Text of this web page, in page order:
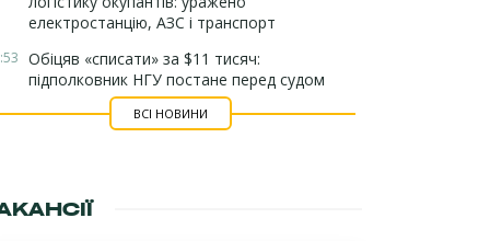
електростанцію, АЗС і транспорт
Обіцяв «списати» за $11 тисяч:
підполковник НГУ постане перед судом
ВСІ НОВИНИ